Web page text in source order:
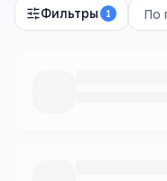
Фильтры 1